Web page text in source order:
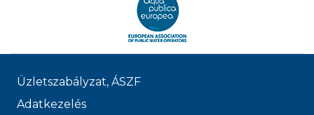
Üzletszabályzat, ÁSZF
Adatkezelés